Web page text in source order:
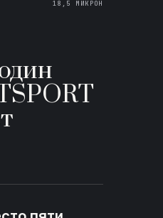
18,5 МИКРОН